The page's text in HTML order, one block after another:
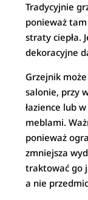
Tradycyjnie
ponieważ
straty ciepła.
dekoracyjne
Grzejnik
salonie, przy
łazience lub
meblami.
ponieważ
zmniejsza
traktować go
a nie